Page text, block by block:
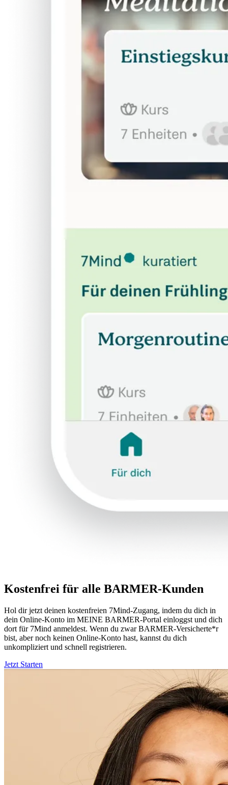
Kostenfrei für alle BARMER-Kunden
Hol dir jetzt deinen kostenfreien 7Mind-Zugang, indem du dich in
dein Online-Konto im MEINE BARMER-Portal einloggst und dich
dort für 7Mind anmeldest. Wenn du zwar BARMER-Versicherte*r
bist, aber noch keinen Online-Konto hast, kannst du dich
unkompliziert und schnell registrieren.
Jetzt Starten